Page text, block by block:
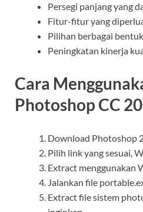
Persegi panjang yang
Fitur-fitur yang
Pilihan berbagai
Peningkatan kinerja
Cara
Photoshop CC
Download Photoshop
Pilih link yang sesuai,
Extract menggunakan
Jalankan file
Extract file sistem